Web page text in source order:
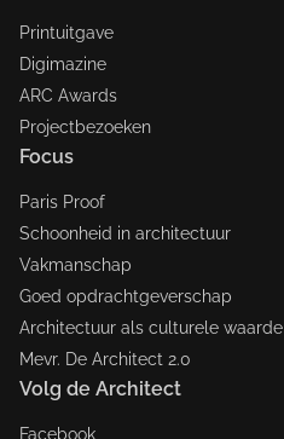
Printuitgave
Digimazine
ARC Awards
Projectbezoeken
Focus
Paris Proof
Schoonheid in architectuur
Vakmanschap
Goed opdrachtgeverschap
Architectuur als culturele waarde
Mevr. De Architect 2.0
Volg de Architect
Facebook